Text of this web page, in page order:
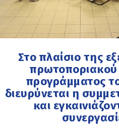
Στο πλαίσιο της
προγράμματος
διευρύνεται η
και